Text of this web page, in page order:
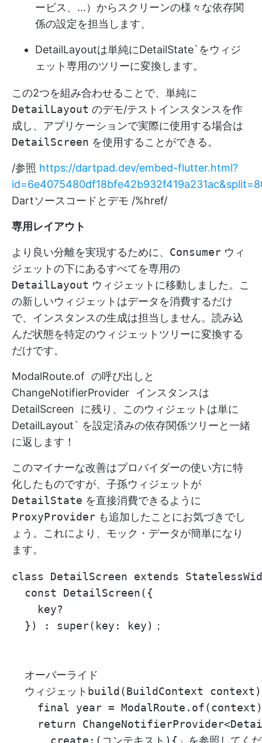
ービス、...）からスクリーンの様々な依存関
係の設定を担当します、
DetailLayoutは単純にDetailState`をウィジ
ェット専用のツリーに変換します。
この2つを組み合わせることで、単純に
DetailLayout のデモ/テストインスタンスを作
成し、アプリケーションで実際に使用する場合は
DetailScreen を使用することができる。
/参照 https://dartpad.dev/embed-flutter.html?
Dartソースコードとデモ /%href/
専用レイアウト
より良い分離を実現するために、 Consumer ウィ
ジェットの下にあるすべてを専用の
DetailLayout ウィジェットに移動しました。こ
の新しいウィジェットはデータを消費するだけ
で、インスタンスの生成は担当しません。読み込
んだ状態を特定のウィジェットツリーに変換する
だけです。
ModalRoute.of の呼び出しと
ChangeNotifierProvider インスタンスは
DetailScreen に残り、このウィジェットは単に
DetailLayout` を設定済みの依存関係ツリーと一緒
に返します！
このマイナーな改善はプロバイダーの使い方に特
化したものですが、子孫ウィジェットが
DetailState を直接消費できるように
ProxyProvider も追加したことにお気づきでし
ょう。これにより、モック・データが簡単になり
ます。
class DetailScreen extends
  const DetailScreen({
    key?
  }) : super(key: key)；
  オーバーライド
ウィジェットbuild(BuildContext
final year =
return
create:(コンテキスト){」を参照してく